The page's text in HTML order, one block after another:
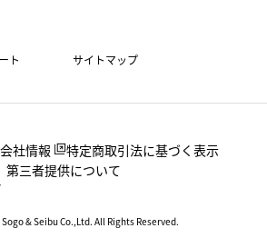
ト サイトマップ
社情報
特定商取引法に基づく表示
第三者提供について
& Seibu Co.,Ltd. All Rights Reserved.